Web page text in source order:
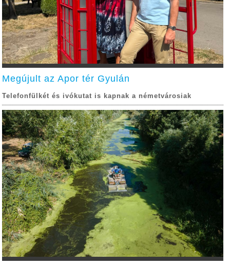
Megújult az Apor tér Gyulán
Telefonfülkét és ivókutat is kapnak a németvárosiak